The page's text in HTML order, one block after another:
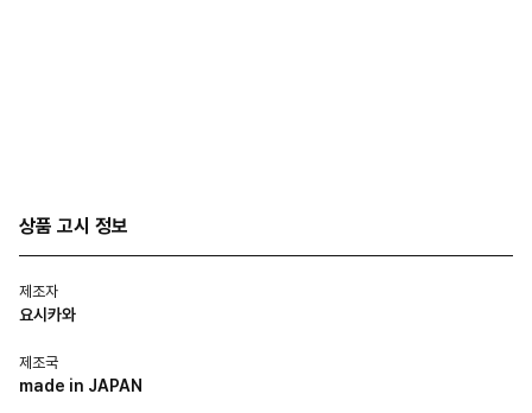
상품 고시 정보
제조자
요시카와
제조국
made in JAPAN